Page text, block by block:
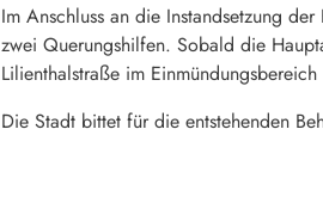
Im Anschluss an die Instandsetzung
zwei Querungshilfen. Sobald die
Lilienthalstraße im
Die Stadt bittet für die entstehenden